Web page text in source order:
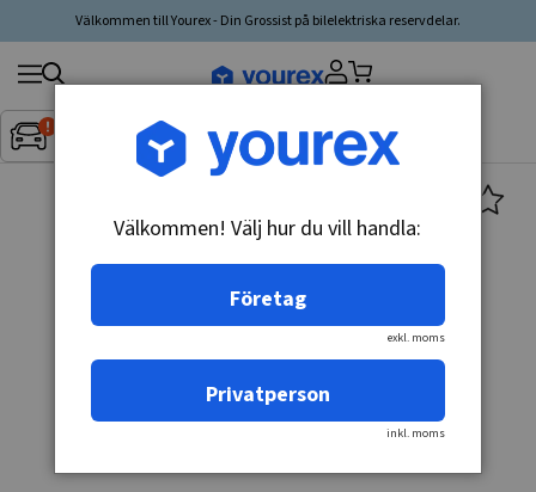
Välkommen till Yourex - Din Grossist på bilelektriska reservdelar.
Inget fordon valt▼
Sök
produkt,
tillverkare,
Välkommen! Välj hur du vill handla:
Företag
exkl. moms
Privatperson
inkl. moms